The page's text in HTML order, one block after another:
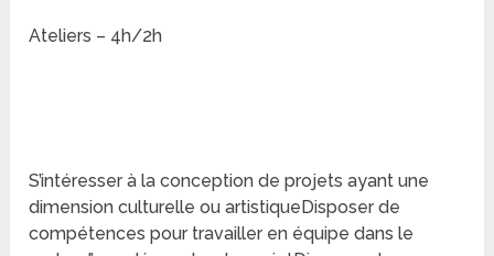
Ateliers – 4h/2h
S’intéresser à la conception de projets ayant une
dimension culturelle ou artistiqueDisposer de
compétences pour travailler en équipe dans le